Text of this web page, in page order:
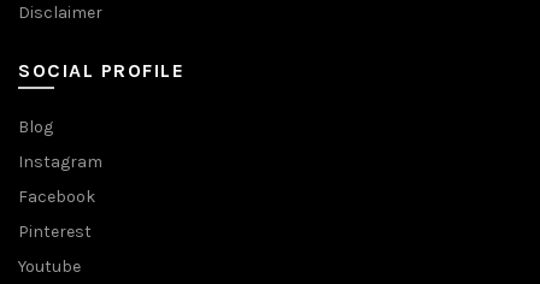
Disclaimer
SOCIAL PROFILE
Blog
Instagram
Facebook
Pinterest
Youtube